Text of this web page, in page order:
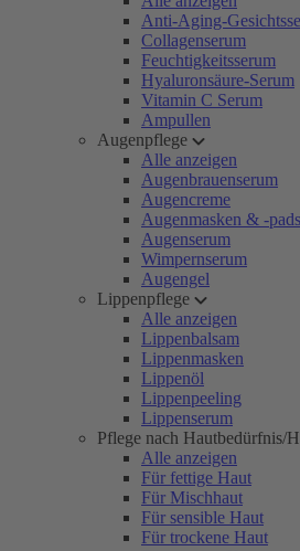
Anti-Aging-
Collagenserum
Feuchtigkeitsserum
Hyaluronsäure-Serum
Vitamin C Serum
Ampullen
Augenpflege
Alle anzeigen
Augenbrauenserum
Augencreme
Augenmasken & -pads
Augenserum
Wimpernserum
Augengel
Lippenpflege
Alle anzeigen
Lippenbalsam
Lippenmasken
Lippenöl
Lippenpeeling
Lippenserum
Pflege nach Hautbedürfnis/
Alle anzeigen
Für fettige Haut
Für Mischhaut
Für sensible Haut
Für trockene Haut